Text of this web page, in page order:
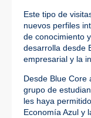
Este tipo de
nuevos perfiles
de conocimiento
desarrolla desde
empresarial y la
Desde Blue Core
grupo de
les haya
Economía Azul y